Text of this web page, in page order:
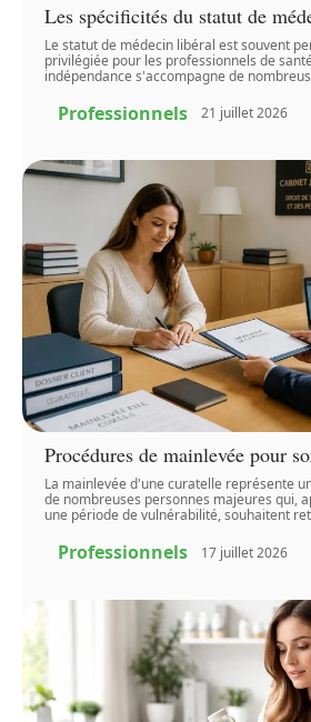
Les spécificités du statut de
Le statut de médecin libéral est souvent
privilégiée pour les professionnels de
indépendance s'accompagne de
Professionnels 21 juillet 2026
Procédures de mainlevée pour
La mainlevée d'une curatelle représente
de nombreuses personnes majeures qui,
une période de vulnérabilité, souhaitent
Professionnels 17 juillet 2026